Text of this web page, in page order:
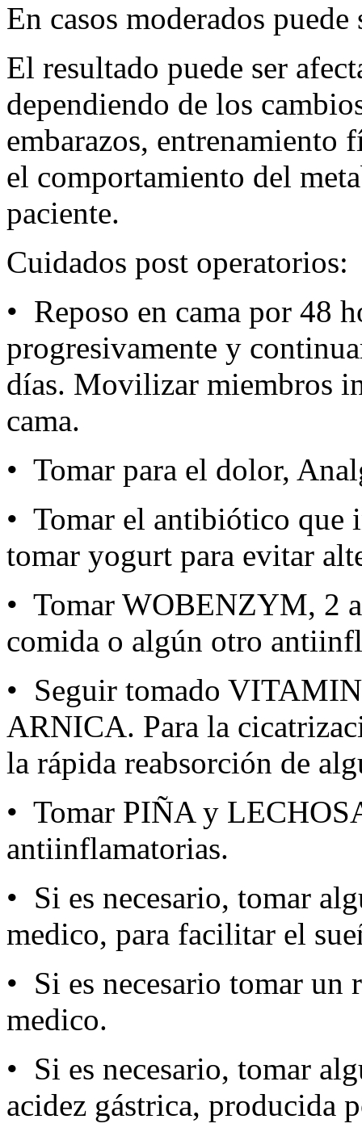
En casos moderados
El resultado puede ser
dependiendo de los
embarazos, entrenamiento
el comportamiento del
paciente.
Cuidados post operatorios:
• Reposo en cama por 48
progresivamente y
días. Movilizar miembros
cama.
• Tomar para el dolor,
• Tomar el antibiótico que
tomar yogurt para evitar
• Tomar WOBENZYM, 2 a
comida o algún otro
• Seguir tomado
ARNICA. Para la
la rápida reabsorción de
• Tomar PIÑA y
antiinflamatorias.
• Si es necesario, tomar
medico, para facilitar el
• Si es necesario tomar un
medico.
• Si es necesario, tomar
acidez gástrica, producida